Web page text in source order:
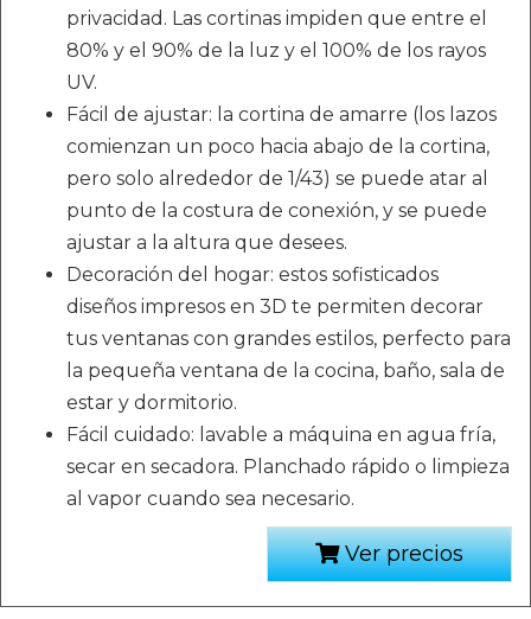
privacidad. Las cortinas impiden que entre el
80% y el 90% de la luz y el 100% de los rayos
UV.
Fácil de ajustar: la cortina de amarre (los lazos
comienzan un poco hacia abajo de la cortina,
pero solo alrededor de 1/43) se puede atar al
punto de la costura de conexión, y se puede
ajustar a la altura que desees.
Decoración del hogar: estos sofisticados
diseños impresos en 3D te permiten decorar
tus ventanas con grandes estilos, perfecto para
la pequeña ventana de la cocina, baño, sala de
estar y dormitorio.
Fácil cuidado: lavable a máquina en agua fría,
secar en secadora. Planchado rápido o limpieza
al vapor cuando sea necesario.
Ver precios